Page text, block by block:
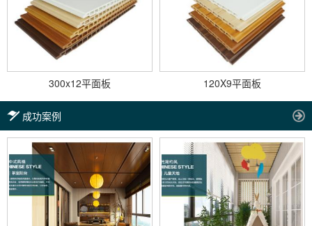
300x12平面板 120X9平面板
成功案例